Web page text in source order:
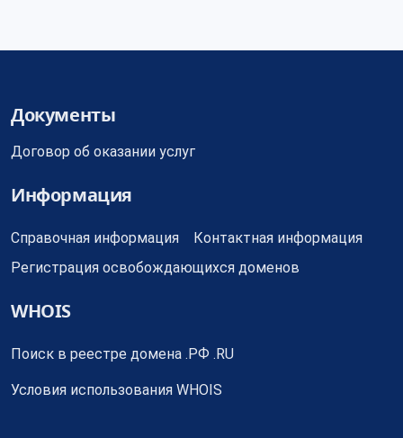
Документы
Договор об оказании услуг
Информация
Справочная информация
Контактная информация
Регистрация освобождающихся доменов
WHOIS
Поиск в реестре домена .РФ .RU
Условия использования WHOIS